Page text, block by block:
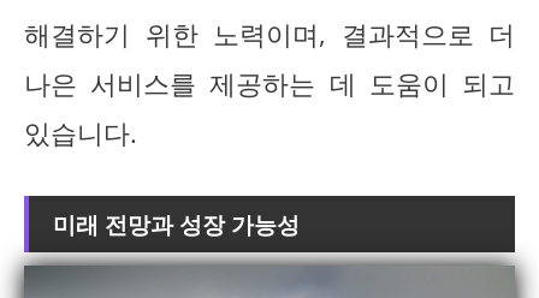
해결하기 위한 노력이며, 결과적으로 더
나은 서비스를 제공하는 데 도움이 되고
있습니다.
미래 전망과 성장 가능성